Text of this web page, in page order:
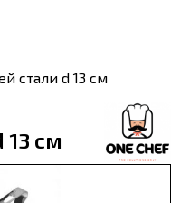
стали d 13 см
см